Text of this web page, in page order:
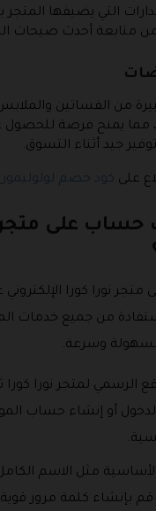
التي يضيفها المتجر
متابعة أحدث صيحات
من الفساتين
مما يمنح فرصة للحصول
جيد أثناء التسوق.
على كود خصم
على متجر
نورا كورا
من جميع خدمات
وسرعة.
الرسمي لمتجر نورا
أو إنشاء حساب
مثل الاسم
قم بإنشاء كلمة مرور